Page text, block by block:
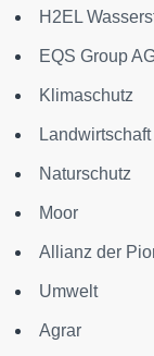
H2EL
EQS Group
Klimaschutz
Landwirtschaft
Naturschutz
Moor
Allianz der
Umwelt
Agrar